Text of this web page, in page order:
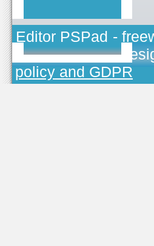
Editor PSPad -
TOJEONO.CZ,
policy and GDPR